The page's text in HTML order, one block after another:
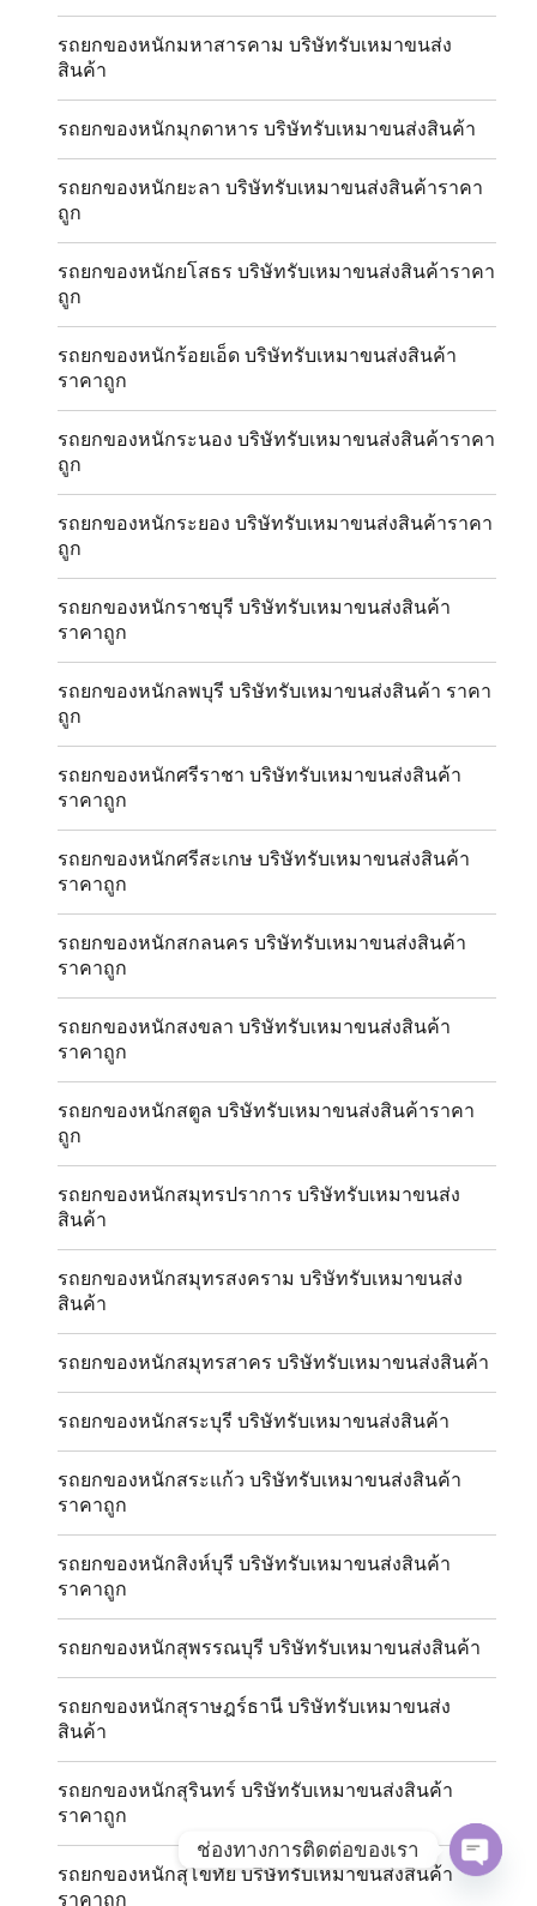
รถยกของหนักมหาสารคาม บริษัทรับเหมาขนส่ง
สินค้า
รถยกของหนักมุกดาหาร บริษัทรับเหมาขนส่งสินค้า
รถยกของหนักยะลา บริษัทรับเหมาขนส่งสินค้าราคา
ถูก
รถยกของหนักยโสธร บริษัทรับเหมาขนส่งสินค้าราคา
ถูก
รถยกของหนักร้อยเอ็ด บริษัทรับเหมาขนส่งสินค้า
ราคาถูก
รถยกของหนักระนอง บริษัทรับเหมาขนส่งสินค้าราคา
ถูก
รถยกของหนักระยอง บริษัทรับเหมาขนส่งสินค้าราคา
ถูก
รถยกของหนักราชบุรี บริษัทรับเหมาขนส่งสินค้า
ราคาถูก
รถยกของหนักลพบุรี บริษัทรับเหมาขนส่งสินค้า ราคา
ถูก
รถยกของหนักศรีราชา บริษัทรับเหมาขนส่งสินค้า
ราคาถูก
รถยกของหนักศรีสะเกษ บริษัทรับเหมาขนส่งสินค้า
ราคาถูก
รถยกของหนักสกลนคร บริษัทรับเหมาขนส่งสินค้า
ราคาถูก
รถยกของหนักสงขลา บริษัทรับเหมาขนส่งสินค้า
ราคาถูก
รถยกของหนักสตูล บริษัทรับเหมาขนส่งสินค้าราคา
ถูก
รถยกของหนักสมุทรปราการ บริษัทรับเหมาขนส่ง
สินค้า
รถยกของหนักสมุทรสงคราม บริษัทรับเหมาขนส่ง
สินค้า
รถยกของหนักสมุทรสาคร บริษัทรับเหมาขนส่งสินค้า
รถยกของหนักสระบุรี บริษัทรับเหมาขนส่งสินค้า
รถยกของหนักสระแก้ว บริษัทรับเหมาขนส่งสินค้า
ราคาถูก
รถยกของหนักสิงห์บุรี บริษัทรับเหมาขนส่งสินค้า
ราคาถูก
รถยกของหนักสุพรรณบุรี บริษัทรับเหมาขนส่งสินค้า
รถยกของหนักสุราษฎร์ธานี บริษัทรับเหมาขนส่ง
สินค้า
รถยกของหนักสุรินทร์ บริษัทรับเหมาขนส่งสินค้า
ราคาถูก
รถยกของหนักสุโขทัย บริษัทรับเหมาขนส่งสินค้า
ราคาถูก
ช่องทางการติดต่อของเรา
OPEN